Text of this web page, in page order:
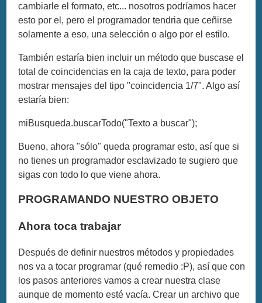
cambiarle el formato, etc... nosotros podríamos hacer
esto por el, pero el programador tendria que ceñirse
solamente a eso, una selección o algo por el estilo.
También estaría bien incluir un método que buscase el
total de coincidencias en la caja de texto, para poder
mostrar mensajes del tipo "coincidencia 1/7". Algo así
estaría bien:
miBusqueda.buscarTodo("Texto a buscar");
Bueno, ahora "sólo" queda programar esto, así que si
no tienes un programador esclavizado te sugiero que
sigas con todo lo que viene ahora.
PROGRAMANDO NUESTRO OBJETO
Ahora toca trabajar
Después de definir nuestros métodos y propiedades
nos va a tocar programar (qué remedio :P), así que con
los pasos anteriores vamos a crear nuestra clase
aunque de momento esté vacía. Crear un archivo que